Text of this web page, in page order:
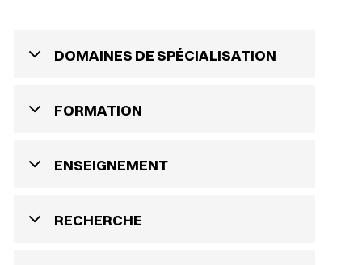
DOMAINES DE SPÉCIALISATION
FORMATION
ENSEIGNEMENT
RECHERCHE